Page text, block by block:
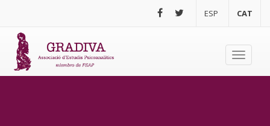
ESP CAT
Toggle